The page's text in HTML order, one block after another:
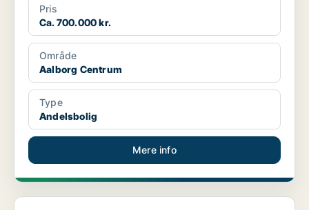
Pris
Ca. 700.000 kr.
Område
Aalborg Centrum
Type
Andelsbolig
Mere info
Andelsbolig i Aalborg SV